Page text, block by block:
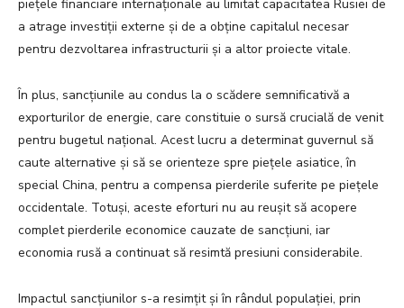
piețele financiare internaționale au limitat capacitatea Rusiei de
a atrage investiții externe și de a obține capitalul necesar
pentru dezvoltarea infrastructurii și a altor proiecte vitale.
În plus, sancțiunile au condus la o scădere semnificativă a
exporturilor de energie, care constituie o sursă crucială de venit
pentru bugetul național. Acest lucru a determinat guvernul să
caute alternative și să se orienteze spre piețele asiatice, în
special China, pentru a compensa pierderile suferite pe piețele
occidentale. Totuși, aceste eforturi nu au reușit să acopere
complet pierderile economice cauzate de sancțiuni, iar
economia rusă a continuat să resimtă presiuni considerabile.
Impactul sancțiunilor s-a resimțit și în rândul populației, prin